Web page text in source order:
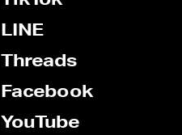
LINE
Threads
Facebook
YouTube